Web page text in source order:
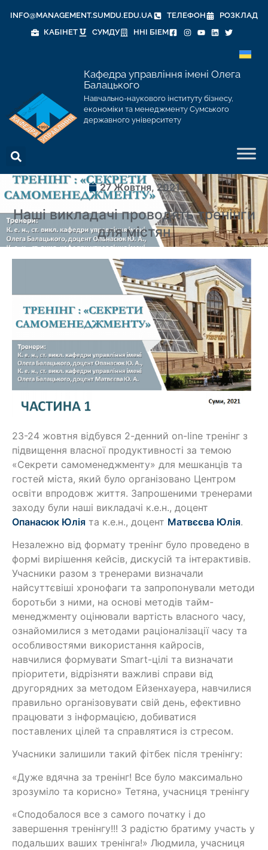
INFO@MANAGEMENT.SUMDU.EDU.UA ТЕЛЕФОН
РОЗКЛАД
КАБІНЕТ
СУМДУ ННІ БІЕМ
Кафедра управління імені Олега
Балацького
Навчально-наукового інституту бізнесу,
економіки та менеджменту Сумського
державного університету
27 Жовтня, 2021
Наші викладачі проводять тренінги
для містян
23-24 жовтня відбувся 2-денний on-line тренінг з
підвищення власної продуктивності за темою
«Секрети самоменеджменту» для мешканців та
гостей міста, який було організовано Центром
освіти впродовж життя. Запрошеними тренерами
заходу були наші викладачі к.е.н., доцент
Опанасюк Юлія та к.е.н., доцент Матвєєва Юлія.
Незалежно від формату тренінг було проведено в
формі вирішення кейсів, дискусій та інтерактивів.
Учасники разом з тренерами визначали
найсуттєвіші хронофаги та запропонували методи
боротьби з ними, на основі методів тайм-
менеджменту оцінювали вартість власного часу,
ознайомилися з методами раціоналізації часу та
особливостями використання кайросів,
навчилися формувати Smart-цілі та визначати
пріоритети, відрізняти важливі справи від
другорядних за методом Ейзенхауера, навчилися
правильно організовувати свій день, ефективно
працювати з інформацією, добиватися
поставлених цілей та справлятися із стресом.
Учасники залишили такий фітбек після тренінгу:
«Дуже вдячна за тренінг! Все було максимально
зрозуміло та корисно» Тетяна, учасниця тренінгу
«Сподобалося все з самого початку і до
завершення тренінгу!!! З радістю братиму участь у
подальших ваших тренінга!» Людмила, учасниця